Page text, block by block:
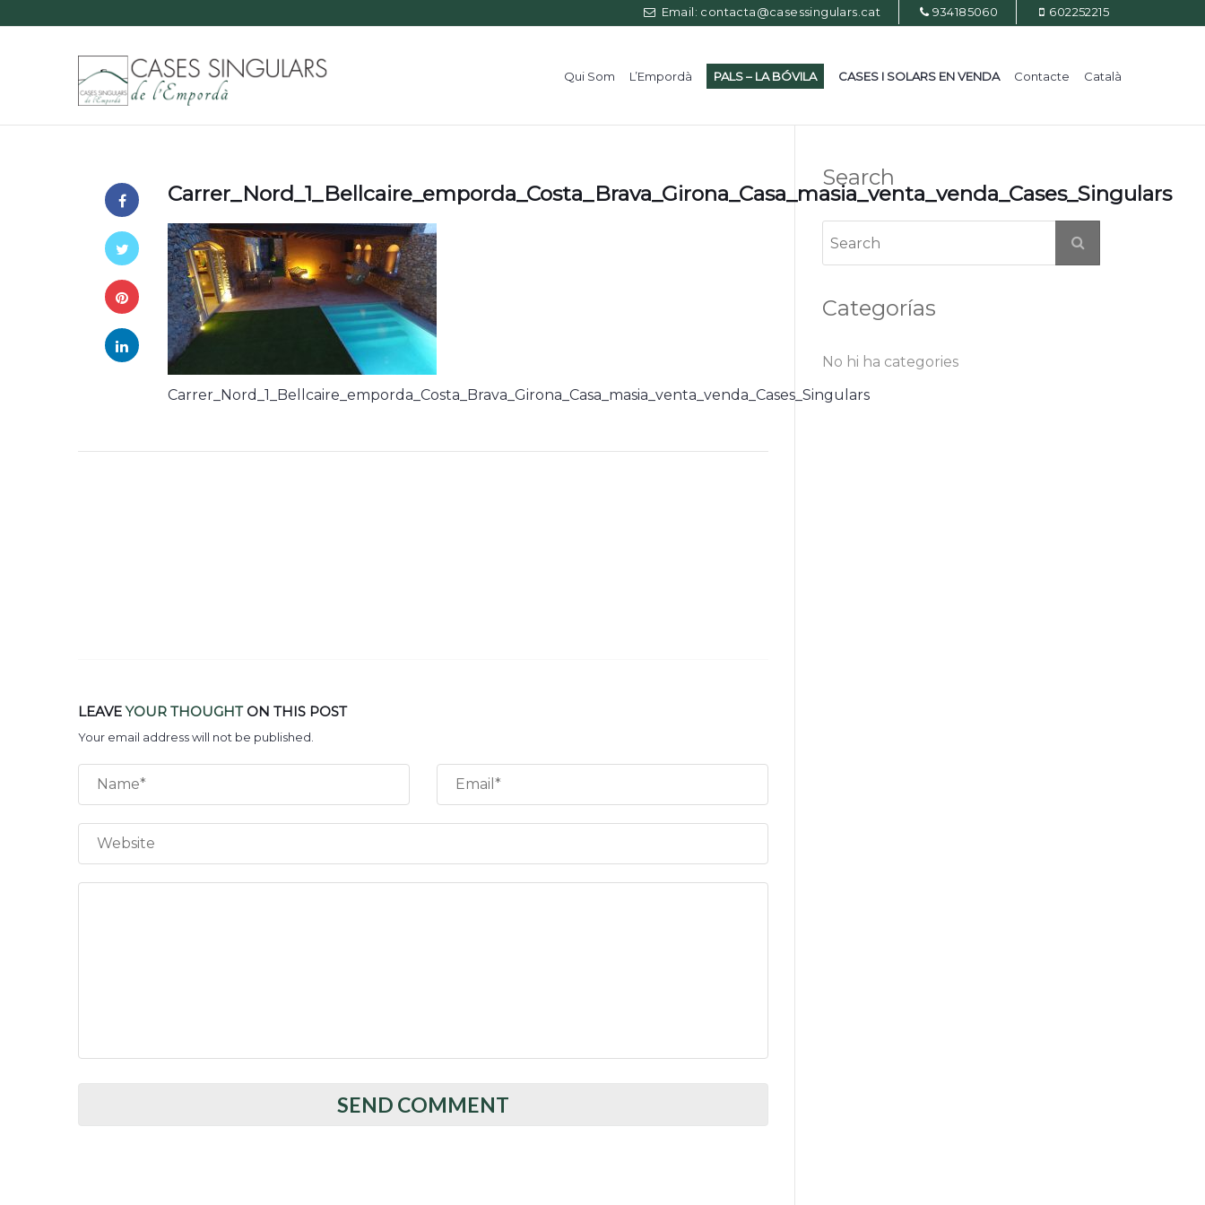
Email: contacta@casessingulars.cat 934185060 602252215
Qui Som L’Empordà PALS – LA BÓVILA CASES I SOLARS EN VENDA Contacte Català
Carrer_Nord_1_Bellcaire_emporda_Costa_Brava_Girona_Casa_masia_venta_venda_Cases_Singulars
Carrer_Nord_1_Bellcaire_emporda_Costa_Brava_Girona_Casa_masia_venta_venda_Cases_Singulars
LEAVEYOUR THOUGHTON THIS POST
Your email address will not be published.
Search
Categorías
No hi ha categories